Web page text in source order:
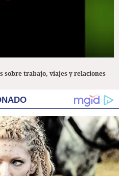
sobre trabajo, viajes y relaciones